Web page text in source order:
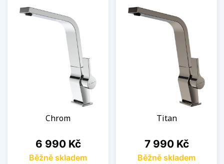
Chrom
Cena
6 990 Kč
Běžně skladem
Titan
Cena
7 990 Kč
Běžně skladem